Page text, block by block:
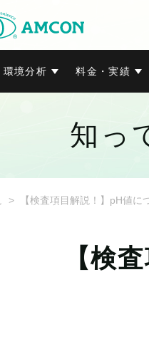
環境分析 料金・実績
知っ
【検査項目解説！】pH値に
【検